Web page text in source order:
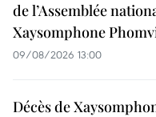
de l’Assemblée
Xaysomphone
09/08/2026 13:00
Décès de